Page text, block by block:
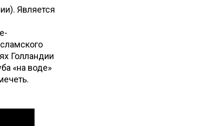
). Является
Голландии
«на воде»